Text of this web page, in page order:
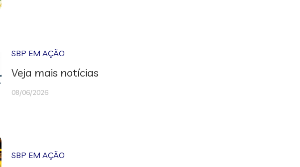
SBP EM AÇÃO
Veja mais notícias
08/06/2026
SBP EM AÇÃO